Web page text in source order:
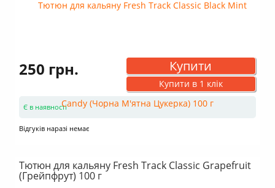
250 грн. Купити
Купити в 1 клік
Є в наявності
Відгуків наразі немає
Тютюн для кальяну Fresh Track Classic Grapefruit
(Грейпфрут) 100 г